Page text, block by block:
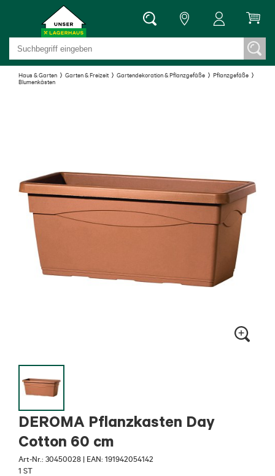
Haus & Garten Garten & Freizeit Gartendekoration & Pflanzgefäße
Pflanzgefäße
Blumenkästen
DEROMA Pflanzkasten Day
Cotton 60 cm
Art-Nr.: 30450028 | EAN: 191942054142
1 ST